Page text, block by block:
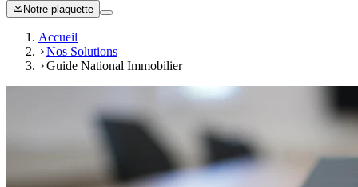
Notre plaquette
Accueil
Nos Solutions
Guide National Immobilier